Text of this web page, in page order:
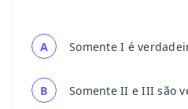
A Somente I é
B Somente II e III são